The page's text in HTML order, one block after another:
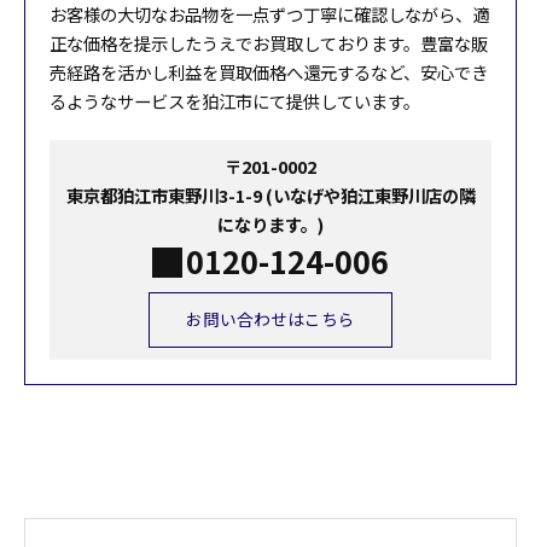
お客様の大切なお品物を一点ずつ丁寧に確認しながら、適
正な価格を提示したうえでお買取しております。豊富な販
売経路を活かし利益を買取価格へ還元するなど、安心でき
るようなサービスを狛江市にて提供しています。
〒201-0002
東京都狛江市東野川3-1-9 (いなげや狛江東野川店の隣
になります。)
0120-124-006
お問い合わせはこちら